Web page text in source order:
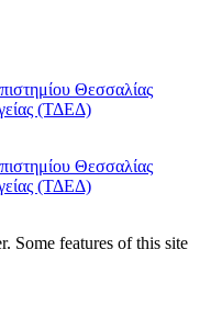
Θεσσαλίας
(ΤΔΕΔ)
Θεσσαλίας
(ΤΔΕΔ)
Some features of this site